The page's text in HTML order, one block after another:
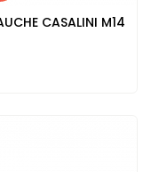
CASALINI M14